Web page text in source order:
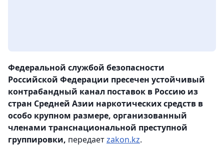
Федеральной службой безопасности
Российской Федерации пресечен устойчивый
контрабандный канал поставок в Россию из
стран Средней Азии наркотических средств в
особо крупном размере, организованный
членами транснациональной преступной
группировки, передаетzakon.kz.